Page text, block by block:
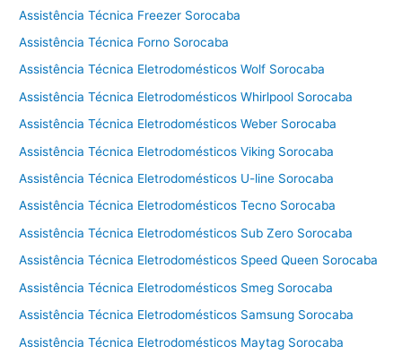
a
e
e
c
a
o
t
Assistência Técnica Freezer Sorocaba
Assistência Técnica Forno Sorocaba
Assistência Técnica Eletrodomésticos Wolf Sorocaba
Assistência Técnica Eletrodomésticos Whirlpool Sorocaba
Assistência Técnica Eletrodomésticos Weber Sorocaba
Assistência Técnica Eletrodomésticos Viking Sorocaba
Assistência Técnica Eletrodomésticos U-line Sorocaba
Assistência Técnica Eletrodomésticos Tecno Sorocaba
Assistência Técnica Eletrodomésticos Sub Zero Sorocaba
Assistência Técnica Eletrodomésticos Speed Queen Sorocaba
Assistência Técnica Eletrodomésticos Smeg Sorocaba
Assistência Técnica Eletrodomésticos Samsung Sorocaba
Assistência Técnica Eletrodomésticos Maytag Sorocaba